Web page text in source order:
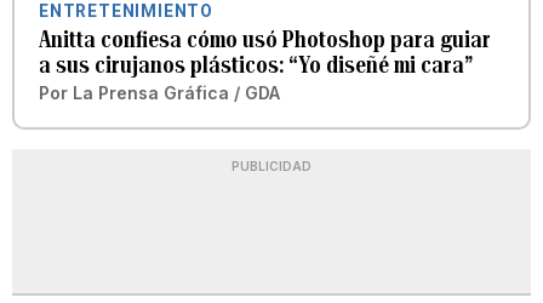
ENTRETENIMIENTO
Anitta confiesa cómo usó Photoshop para guiar
a sus cirujanos plásticos: “Yo diseñé mi cara”
Por La Prensa Gráfica / GDA
PUBLICIDAD